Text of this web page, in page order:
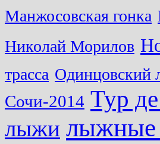
Манжосовская гонка
Николай Морилов
трасса Одинцовский
Сочи-2014 Тур
лыжи лыжные